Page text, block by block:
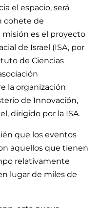
el espacio, será
cohete de
misión es el proyecto
de Israel (ISA, por
de Ciencias
la organización
de Innovación,
dirigido por la ISA.
que los eventos
aquellos que tienen
relativamente
lugar de miles de